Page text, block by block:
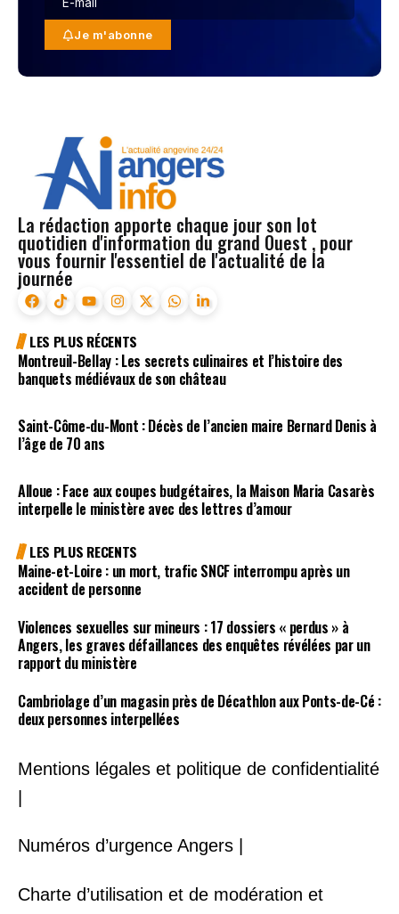
Je m'abonne
La rédaction apporte chaque jour son lot
quotidien d'information du grand Ouest , pour
vous fournir l'essentiel de l'actualité de la
journée
LES PLUS RÉCENTS
Montreuil-Bellay : Les secrets culinaires et l’histoire des
banquets médiévaux de son château
Saint-Côme-du-Mont : Décès de l’ancien maire Bernard Denis à
l’âge de 70 ans
Alloue : Face aux coupes budgétaires, la Maison Maria Casarès
interpelle le ministère avec des lettres d’amour
LES PLUS RECENTS
Maine-et-Loire : un mort, trafic SNCF interrompu après un
accident de personne
Violences sexuelles sur mineurs : 17 dossiers « perdus » à
Angers, les graves défaillances des enquêtes révélées par un
rapport du ministère
Cambriolage d’un magasin près de Décathlon aux Ponts-de-Cé :
deux personnes interpellées
Mentions légales et politique de confidentialité
|
Numéros d’urgence Angers |
Charte d’utilisation et de modération et